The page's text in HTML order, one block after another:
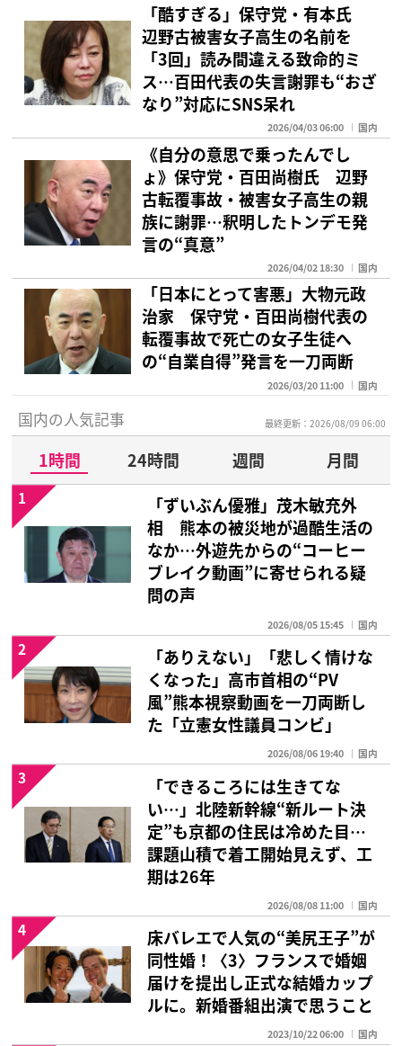
「酷すぎる」保守党・有本氏
辺野古被害女子高生の名前を
「3回」読み間違える致命的ミ
ス…百田代表の失言謝罪も“おざ
なり”対応にSNS呆れ
2026/04/03 06:00 国内
《自分の意思で乗ったんでし
ょ》保守党・百田尚樹氏 辺野
古転覆事故・被害女子高生の親
族に謝罪…釈明したトンデモ発
言の“真意”
2026/04/02 18:30 国内
「日本にとって害悪」大物元政
治家 保守党・百田尚樹代表の
転覆事故で死亡の女子生徒へ
の“自業自得”発言を一刀両断
2026/03/20 11:00 国内
国内の人気記事 最終更新：2026/08/09 06:00
1時間 24時間 週間
月間
「ずいぶん優雅」茂木敏充外
相 熊本の被災地が過酷生活の
なか…外遊先からの“コーヒー
ブレイク動画”に寄せられる疑
問の声
2026/08/05 15:45 国内
1
「ありえない」「悲しく情けな
くなった」高市首相の“PV
風”熊本視察動画を一刀両断し
た「立憲女性議員コンビ」
2026/08/06 19:40 国内
2
「できるころには生きてな
い…」北陸新幹線“新ルート決
定”も京都の住民は冷めた目…
課題山積で着工開始見えず、工
期は26年
2026/08/08 11:00 国内
3
床バレエで人気の“美尻王子”が
同性婚！〈3〉フランスで婚姻
届けを提出し正式な結婚カップ
ルに。新婚番組出演で思うこと
2023/10/22 06:00 国内
4